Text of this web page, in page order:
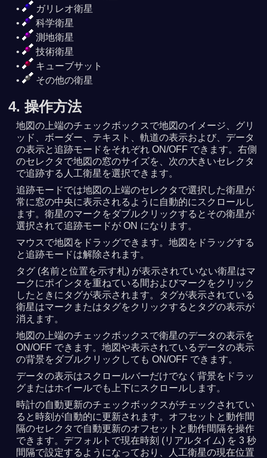
ガリレオ衛星
科学衛星
測地衛星
技術衛星
キューブサット
その他の衛星
4. 操作方法
地図の上端のチェックボックスで地図のイメージ、グリ
ッド、ボーダー、テキスト、軌道の表示および、データ
の表示と追跡モードをそれぞれ ON/OFF できます。右側
のセレクタで地図の窓のサイズを、次の大きいセレクタ
で追跡する人工衛星を選択できます。
追跡モードでは地図の上端のセレクタで選択した衛星が
常に窓の中央に表示されるように自動的にスクロールし
ます。衛星のマークをダブルクリックするとその衛星が
選択されて追跡モードが ON になります。
マウスで地図をドラッグできます。地図をドラッグする
と追跡モードは解除されます。
タグ (名前と位置を示す札) が表示されていない衛星はマ
ークにポインタを重ねている間およびマークをクリック
したときにタグが表示されます。タグが表示されている
衛星はマークまたはタグをクリックするとタグの表示が
消えます。
地図の上端のチェックボックスで衛星のデータの表示を
ON/OFF できます。地図や表示されているデータの表示
の背景をダブルクリックしても ON/OFF できます。
データの表示はスクロールバーだけでなく背景をドラッ
グまたはホイールでも上下にスクロールします。
時計の自動更新のチェックボックスがチェックされてい
ると時刻が自動的に更新されます。オフセットと動作間
隔のセレクタで自動更新のオフセットと動作間隔を操作
できます。デフォルトで現在時刻 (リアルタイム) を 3 秒
間隔で設定するようになっており、人工衛星の現在位置